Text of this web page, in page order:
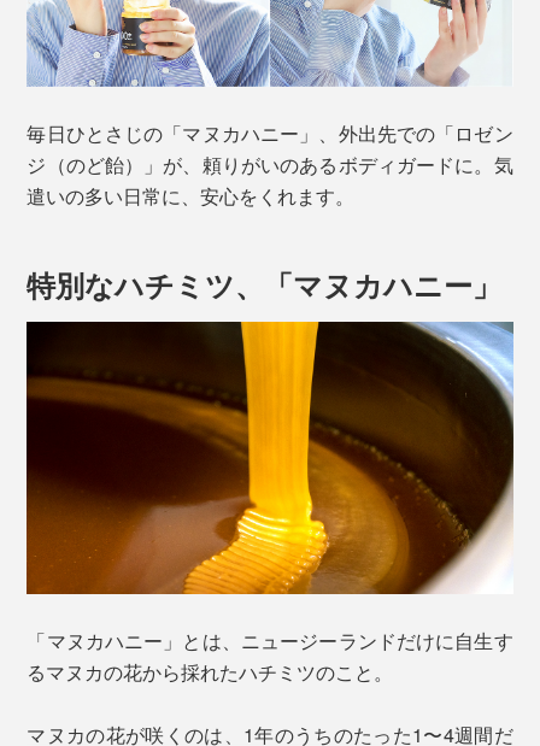
毎日ひとさじの「マヌカハニー」、外出先での「ロゼン
ジ（のど飴）」が、頼りがいのあるボディガードに。気
遣いの多い日常に、安心をくれます。
特別なハチミツ、「マヌカハニー」
「マヌカハニー」とは、ニュージーランドだけに自生す
るマヌカの花から採れたハチミツのこと。
マヌカの花が咲くのは、1年のうちのたった1〜4週間だ